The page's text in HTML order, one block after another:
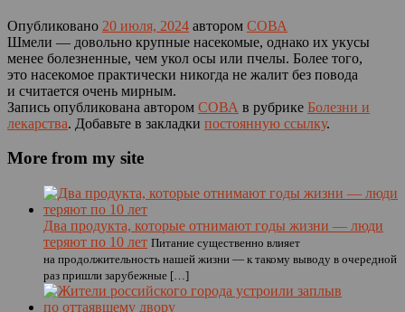
Опубликовано 20 июля, 2024 автором СОВА
Шмели — довольно крупные насекомые, однако их укусы
менее болезненные, чем укол осы или пчелы. Более того,
это насекомое практически никогда не жалит без повода
и считается очень мирным.
Запись опубликована автором СОВА в рубрике Болезни и
лекарства. Добавьте в закладки постоянную ссылку.
More from my site
Два продукта, которые отнимают годы жизни — люди
теряют по 10 лет Питание существенно влияет
на продолжительность нашей жизни — к такому выводу в очередной
раз пришли зарубежные […]